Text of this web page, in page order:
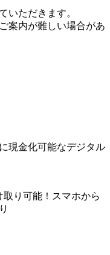
いただきます。
案内が難しい場合があ
現金化可能なデジタル
り可能！スマホから